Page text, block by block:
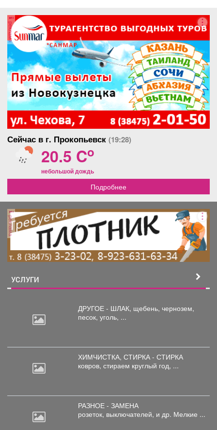
реклама
Сейчас в г. Прокопьевск (19:28)
20.5 Co
небольшой дождь
Подробнее
реклама
УСЛУГИ
ДРУГОЕ - ШЛАК, щебень, чернозем,
песок, уголь, ...
ХИМЧИСТКА, СТИРКА - СТИРКА
ковров, стираем круглый год, ...
РАЗНОЕ - ЗАМЕНА
розеток, выключателей, и др. Мелкие ...